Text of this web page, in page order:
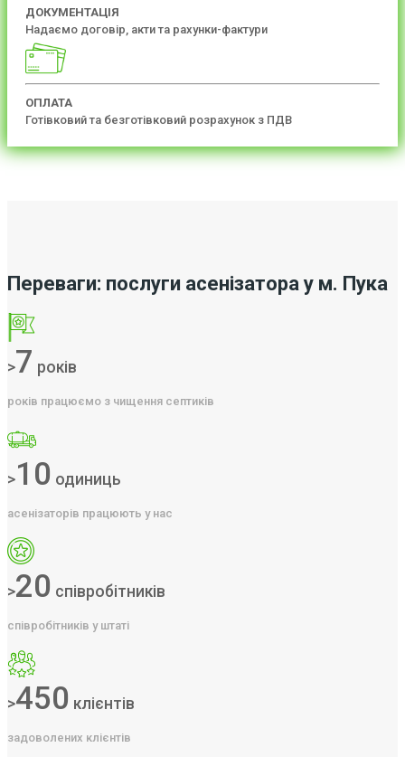
ДОКУМЕНТАЦІЯ
Надаємо договір, акти та рахунки-фактури
ОПЛАТА
Готівковий та безготівковий розрахунок з ПДВ
Переваги: послуги асенізатора у м. Пука
>7 років
років працюємо з чищення септиків
>10 одиниць
асенізаторів працюють у нас
>20 співробітників
співробітників у штаті
>450 клієнтів
задоволених клієнтів